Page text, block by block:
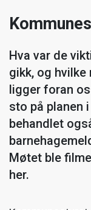
Hva var de
gikk, og
ligger foran
sto på planen
behandlet
Møtet ble
her.